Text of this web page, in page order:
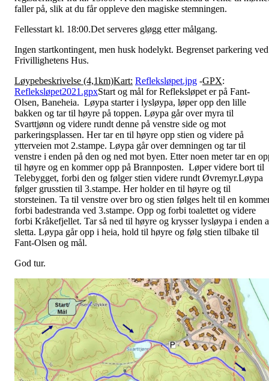
faller på, slik at du får oppleve den magiske stemningen.
Fellesstart kl. 18:00.Det serveres gløgg etter målgang.
Ingen startkontingent, men husk hodelykt. Begrenset parkering ved
Frivillighetens Hus.
Løypebeskrivelse (4,1km)Kart: Refleksløpet.jpg -GPX:
Refleksløpet2021.gpxStart og mål for Refleksløpet er på Fant-
Olsen, Baneheia. Løypa starter i lysløypa, løper opp den lille
bakken og tar til høyre på toppen. Løypa går over myra til
Svarttjønn og videre rundt denne på venstre side og mot
parkeringsplassen. Her tar en til høyre opp stien og videre på
ytterveien mot 2.stampe. Løypa går over demningen og tar til
venstre i enden på den og ned mot byen. Etter noen meter tar en
til høyre og en kommer opp på Brannposten. Løper videre bort til
Telebygget, forbi den og følger stien videre rundt Øvremyr.Løypa
følger grusstien til 3.stampe. Her holder en til høyre og til
storsteinen. Ta til venstre over bro og stien følges helt til en
forbi badestranda ved 3.stampe. Opp og forbi toalettet og videre
forbi Kråkefjellet. Tar så ned til høyre og krysser lysløypa i enden
sletta. Løypa går opp i heia, hold til høyre og følg stien tilbake til
Fant-Olsen og mål.
God tur.